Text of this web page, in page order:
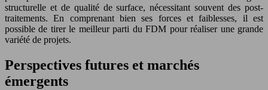
structurelle et de qualité de surface, nécessitant souvent des post-
traitements. En comprenant bien ses forces et faiblesses, il est
possible de tirer le meilleur parti du FDM pour réaliser une grande
variété de projets.
Perspectives futures et marchés
émergents